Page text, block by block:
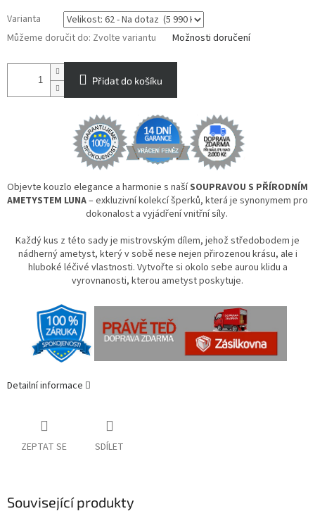
Varianta
Můžeme doručit do: Zvolte variantu Možnosti doručení
Přidat do košíku
Objevte kouzlo elegance a harmonie s našíSOUPRAVOU S PŘÍRODNÍM
AMETYSTEM LUNA– exkluzivní kolekcí šperků, která je synonymem pro
dokonalost a vyjádření vnitřní síly.
Každý kus z této sady je mistrovským dílem, jehož středobodem je
nádherný ametyst, který v sobě nese nejen přirozenou krásu, ale i
hluboké léčivé vlastnosti. Vytvořte si okolo sebe aurou klidu a
vyrovnanosti, kterou ametyst poskytuje.
Detailní informace
ZEPTAT SE SDÍLET
Související produkty